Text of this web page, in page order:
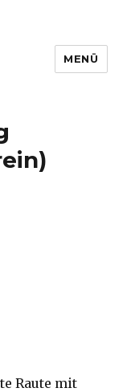
MENÜ
Raute mit